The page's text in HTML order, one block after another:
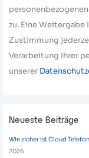
zu. Eine
Zustimmung
Verarbeitung Ihrer
unserer
Neueste Beiträge
Wie sicher ist Cloud
2026